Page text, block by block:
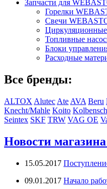
Запчасти для
Горелки
Свечи
Топливные
Блоки
Расходные
Все бренды:
ALTOX Alutec Ate AVA Beru
Knecht/Mahle Koito
Seintex SKF TRW VAG OE
Новости
15.05.2017
09.01.2017 Начало